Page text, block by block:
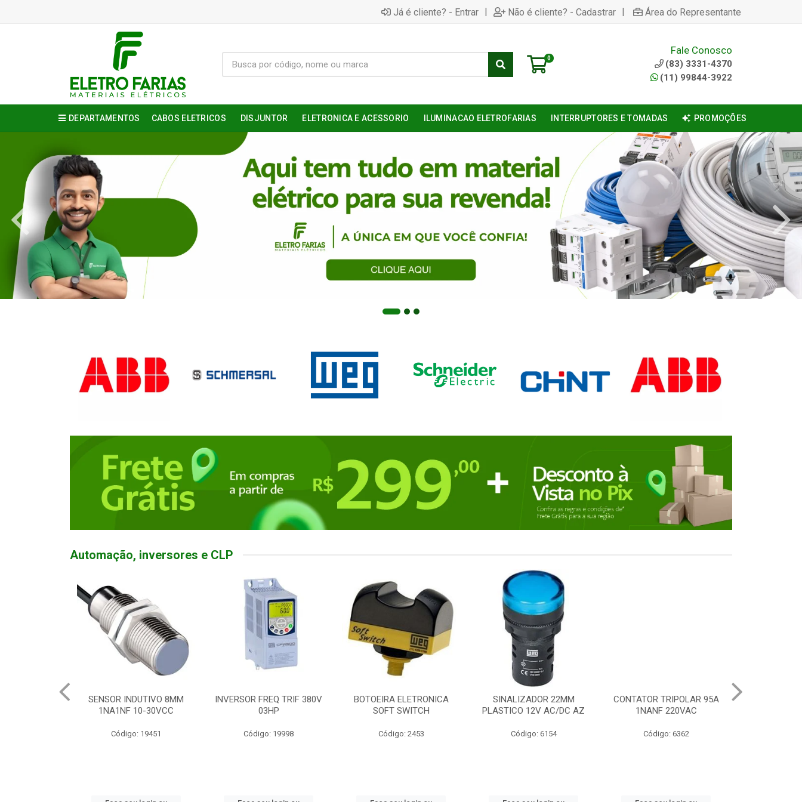
Já é cliente? - Entrar | Não é cliente? - Cadastrar | Área do Representante
0
Fale Conosco
(83) 3331-4370
(11) 99844-3922
DEPARTAMENTOS CABOS ELETRICOS DISJUNTOR ELETRONICA E ACESSORIO ILUMINACAO ELETROFARIAS INTERRUPTORES E TOMADAS PROMOÇÕES
Automação, inversores e CLP
SENSOR INDUTIVO 8MM
1NA1NF 10-30VCC
Código: 19451
INVERSOR FREQ TRIF 380V
03HP
Código: 19998
BOTOEIRA ELETRONICA
SOFT SWITCH
Código: 2453
SINALIZADOR 22MM
PLASTICO 12V AC/DC AZ
Código: 6154
CONTATOR TRIPOLAR 95A
1NANF 220VAC
Código: 6362